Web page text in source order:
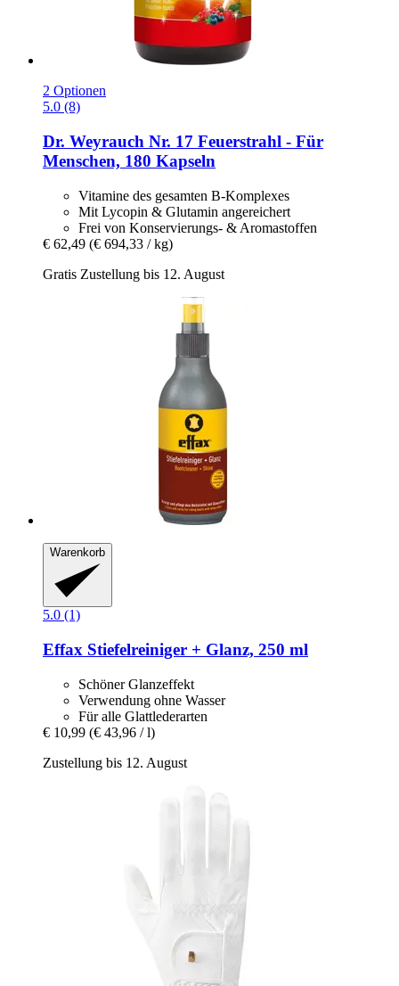
2 Optionen
5.0 (8)
Dr. Weyrauch Nr. 17 Feuerstrahl -​ Für
Menschen, 180 Kapseln
Vitamine des gesamten B-Komplexes
Mit Lycopin & Glutamin angereichert
Frei von Konservierungs- & Aromastoffen
€ 62,49 (€ 694,33 / kg)
Gratis Zustellung bis 12. August
Warenkorb
5.0 (1)
Effax Stiefelreiniger + Glanz, 250 ml
Schöner Glanzeffekt
Verwendung ohne Wasser
Für alle Glattlederarten
€ 10,99 (€ 43,96 / l)
Zustellung bis 12. August